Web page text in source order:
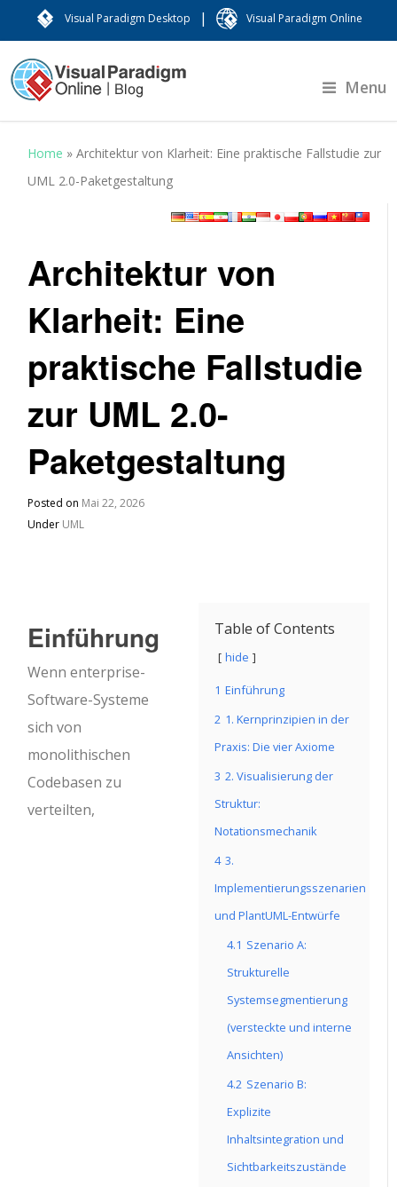
Visual Paradigm Desktop | Visual Paradigm Online
Menu
Home »Architektur von Klarheit: Eine praktische Fallstudie zur
UML 2.0-Paketgestaltung
Architektur von
Klarheit: Eine
praktische Fallstudie
zur UML 2.0-
Paketgestaltung
Posted on Mai 22, 2026
Under UML
Table of Contents
hide
1 Einführung
2 1. Kernprinzipien in der
Praxis: Die vier Axiome
3 2. Visualisierung der
Struktur:
Notationsmechanik
4 3.
Implementierungsszenarien
und PlantUML-Entwürfe
4.1 Szenario A:
Strukturelle
Systemsegmentierung
(versteckte und interne
Ansichten)
4.2 Szenario B:
Explizite
Inhaltsintegration und
Sichtbarkeitszustände
Einführung
Wenn enterprise-
Software-Systeme
sich von
monolithischen
Codebasen zu
verteilten,